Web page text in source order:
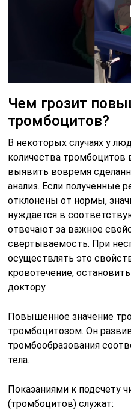
Чем грозит
тромбоцитов?
В некоторых случаях у
количества тромбоцитов
выявить вовремя
анализ. Если полученные
отклонены от нормы,
нуждается в
отвечают за важное
свертываемость. При
осуществлять это
кровотечение,
доктору.
Повышенное значение
тромбоцитозом. Он
тромбообразования
тела.
Показаниями к подсчету
(тромбоцитов) служат: